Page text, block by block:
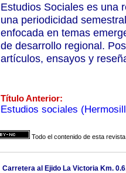
Estudios Sociales es una
una periodicidad
enfocada en temas
de desarrollo regional.
artículos, ensayos y
Título Anterior:
Estudios sociales
Todo el contenido de esta
Carretera al Ejido La Victoria Km.